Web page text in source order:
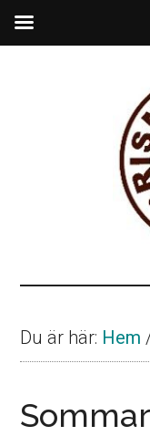
från
1825
Du är här: Hem